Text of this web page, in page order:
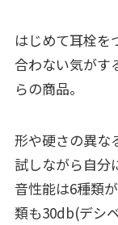
はじめて耳栓を
合わない気がす
らの商品。
形や硬さの異な
試しながら自分
音性能は6種類
類も30db(デシ